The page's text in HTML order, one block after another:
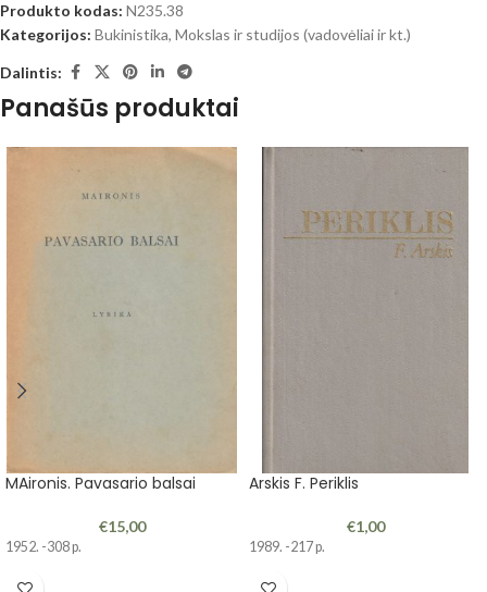
Produkto kodas: N235.38
Kategorijos: Bukinistika, Mokslas ir studijos (vadovėliai ir kt.)
Dalintis:
Panašūs produktai
MAironis. Pavasario balsai
€15,00
1952. -308 p.
Arskis F. Periklis
€1,00
1989. -217 p.